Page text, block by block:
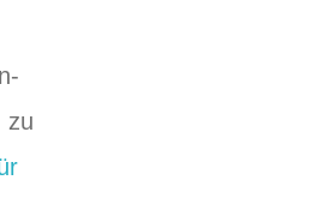
zu